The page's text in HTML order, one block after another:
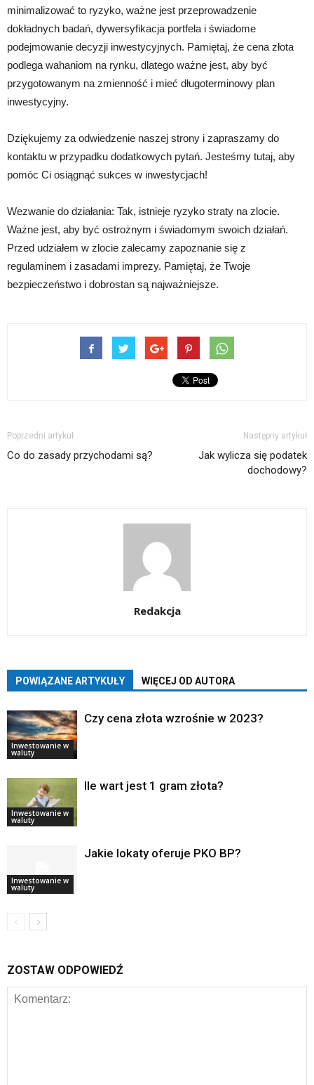
minimalizować to ryzyko, ważne jest przeprowadzenie
dokładnych badań, dywersyfikacja portfela i świadome
podejmowanie decyzji inwestycyjnych. Pamiętaj, że cena złota
podlega wahaniom na rynku, dlatego ważne jest, aby być
przygotowanym na zmienność i mieć długoterminowy plan
inwestycyjny.
Dziękujemy za odwiedzenie naszej strony i zapraszamy do
kontaktu w przypadku dodatkowych pytań. Jesteśmy tutaj, aby
pomóc Ci osiągnąć sukces w inwestycjach!
Wezwanie do działania: Tak, istnieje ryzyko straty na zlocie.
Ważne jest, aby być ostrożnym i świadomym swoich działań.
Przed udziałem w zlocie zalecamy zapoznanie się z
regulaminem i zasadami imprezy. Pamiętaj, że Twoje
bezpieczeństwo i dobrostan są najważniejsze.
Poprzedni artykuł
Co do zasady przychodami są?
Następny artykuł
Jak wylicza się podatek
dochodowy?
Redakcja
POWIĄZANE ARTYKUŁY WIĘCEJ OD AUTORA
Inwestowanie w
waluty
Czy cena złota wzrośnie w 2023?
Inwestowanie w
waluty
Ile wart jest 1 gram złota?
Inwestowanie w
waluty
Jakie lokaty oferuje PKO BP?
ZOSTAW ODPOWIEDŹ